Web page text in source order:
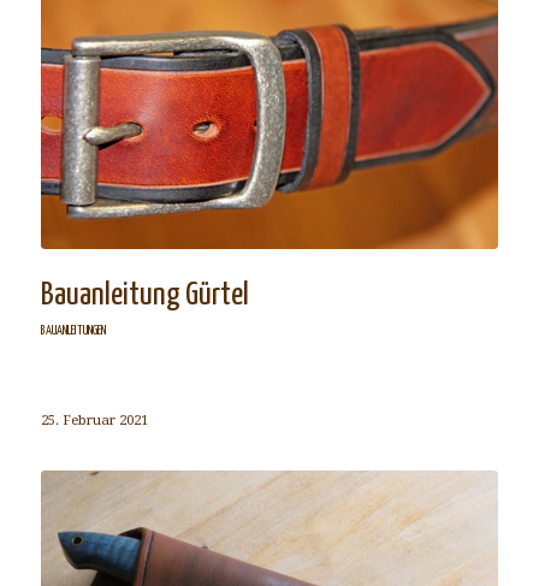
Bauanleitung Gürtel
BAUANLEITUNGEN
25. Februar 2021